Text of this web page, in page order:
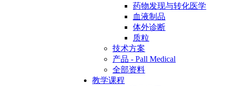
药物发现与转化医学
血液制品
体外诊断
质粒
技术方案
产品 - Pall Medical
全部资料
教学课程